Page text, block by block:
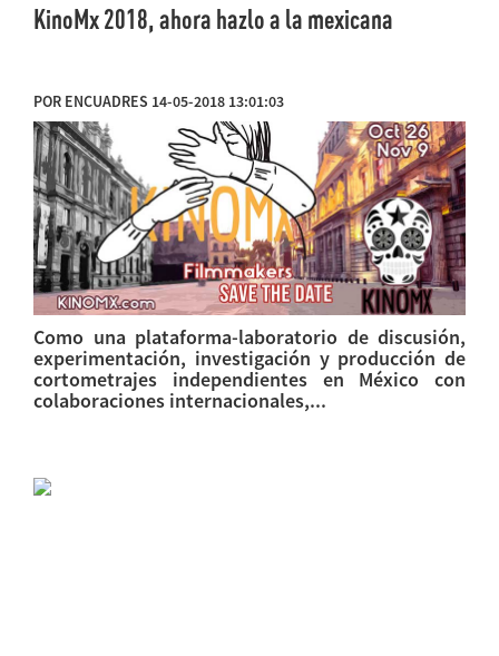
KinoMx 2018, ahora hazlo a la mexicana
POR ENCUADRES 14-05-2018 13:01:03
Como una plataforma-laboratorio de discusión,
experimentación, investigación y producción de
cortometrajes independientes en México con
colaboraciones internacionales,...